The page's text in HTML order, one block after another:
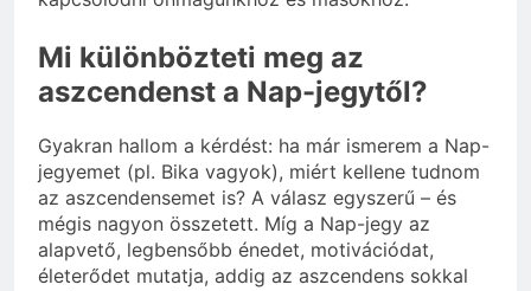
Mi különbözteti meg az
aszcendenst a Nap-jegytől?
Gyakran hallom a kérdést: ha már ismerem a Nap-
jegyemet (pl. Bika vagyok), miért kellene tudnom
az aszcendensemet is? A válasz egyszerű – és
mégis nagyon összetett. Míg a Nap-jegy az
alapvető, legbensőbb énedet, motivációdat,
életerődet mutatja, addig az aszcendens sokkal